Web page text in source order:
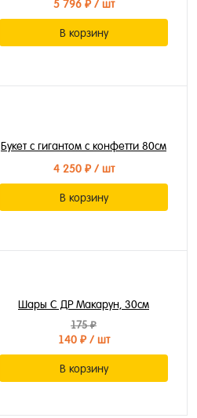
5 796 ₽/ шт
В корзину
Букет с гигантом с конфетти 80см
4 250 ₽/ шт
В корзину
Шары С ДР Макарун, 30см
175 ₽
140 ₽/ шт
В корзину